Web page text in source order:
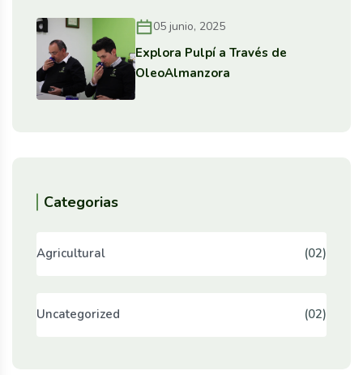
05 junio, 2025
Explora Pulpí a Través de
OleoAlmanzora
Categorias
Agricultural (02)
Uncategorized (02)